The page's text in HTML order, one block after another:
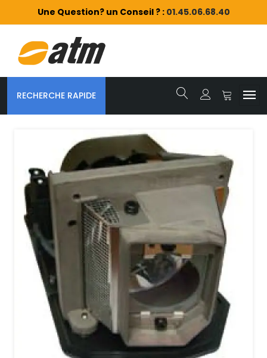
Une Question? un Conseil ? : 01.45.06.68.40
RECHERCHE RAPIDE